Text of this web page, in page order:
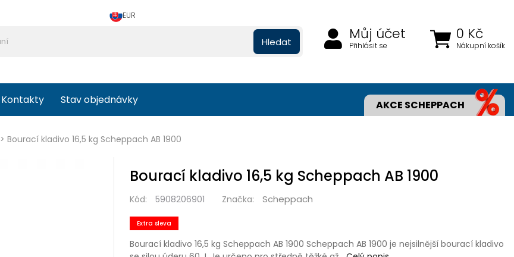
0 Kč
Nákupní košík
Můj účet
Přihlásit se
Hledat
EUR
Kontakty Stav objednávky AKCE SCHEPPACH
> Bourací kladivo 16,5 kg Scheppach AB 1900
Bourací kladivo 16,5 kg Scheppach AB 1900
Kód: 5908206901 Značka: Scheppach
Extra sleva
Bourací kladivo 16,5 kg Scheppach AB 1900 Scheppach AB 1900 je nejsilnější bourací kladivo